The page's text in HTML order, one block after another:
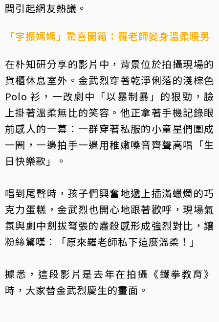
間引起網友熱議。
「宇振媽媽」驚喜開箱：羅老師變身溫柔暖男
在朴知研分享的影片中，背景位於拍攝現場的
貨櫃休息室外。金武烈穿著乾淨俐落的淺棕色
Polo 衫，一改劇中「以暴制暴」的狠勁，臉
上掛著溫柔無比的笑容。他正拿著手機記錄眼
前感人的一幕：一群穿著私服的小童星們圍成
一圈，一邊拍手一邊用稚嫩嗓音齊聲高唱「生
日快樂歌」。
唱到尾聲時，孩子們興奮地遞上插滿蠟燭的巧
克力蛋糕，金武烈也開心地跟著歡呼，現場氣
氛與劇中劍拔弩張的肅殺感形成強烈對比，讓
粉絲驚嘆：「原來羅老師私下這麼溫柔！」
據悉，這段影片是去年在拍攝《鐵拳教育》
時，大家替金武烈慶生的畫面。